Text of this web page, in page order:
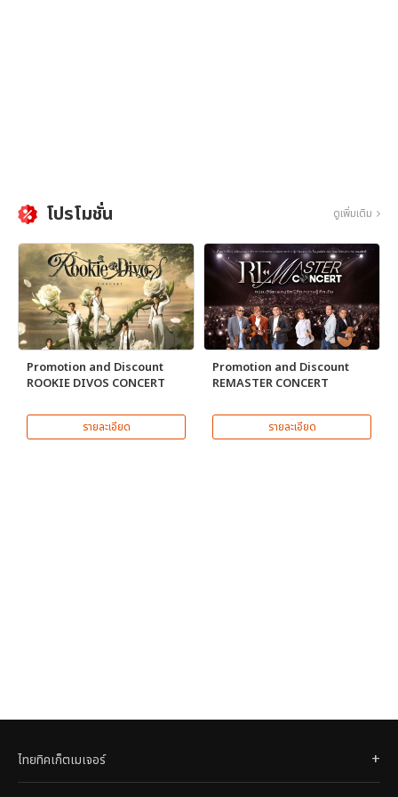
โปรโมชั่น ดูเพิ่มเติม
Promotion and Discount
ROOKIE DIVOS CONCERT
รายละเอียด
Promotion and Discount
REMASTER CONCERT
รายละเอียด
ไทยทิคเก็ตเมเจอร์